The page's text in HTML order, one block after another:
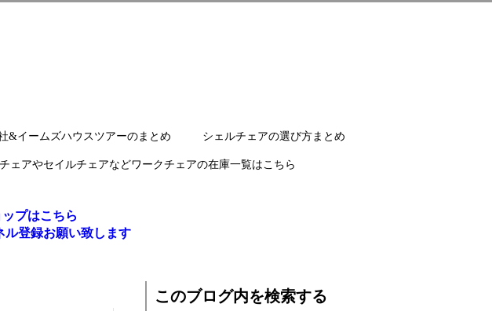
&イームズハウスツアーのまとめ シェルチェアの選び方まとめ
ェアやセイルチェアなどワークチェアの在庫一覧はこちら
プはこちら
ル登録お願い致します
このブログ内を検索する